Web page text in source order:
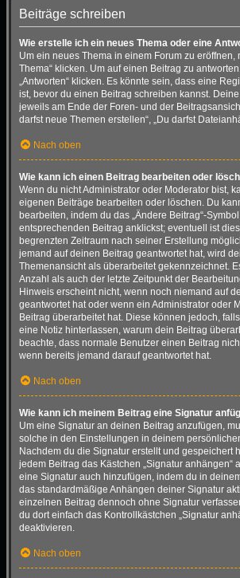
Beiträge schreiben
Wie erstelle ich ein neues Thema oder eine
Um ein neues Thema in einem Forum zu eröffnen,
Thema“ klicken. Um auf einen Beitrag zu
„Antworten“ klicken. Es könnte sein, dass eine
ist, bevor du einen Beitrag schreiben kannst.
jeweils am Ende der Foren- und der
darfst neue Themen erstellen“, „Du darfst
Nach oben
Wie kann ich einen Beitrag bearbeiten oder
Wenn du nicht Administrator oder Moderator bist,
eigenen Beiträge bearbeiten oder löschen. Du
bearbeiten, indem du das „Ändere Beitrag“-
entsprechenden Beitrag anklickst; eventuell ist
begrenzten Zeitraum nach seiner Erstellung
jemand auf deinen Beitrag geantwortet hat, wird
Themenansicht als überarbeitet gekennzeichnet.
Anzahl als auch der letzte Zeitpunkt der
Hinweis erscheint nicht, wenn noch niemand auf
geantwortet hat oder wenn ein Administrator oder
Beitrag überarbeitet hat. Diese können jedoch,
eine Notiz hinterlassen, warum dein Beitrag
beachte, dass normale Benutzer einen Beitrag
wenn bereits jemand darauf geantwortet hat.
Nach oben
Wie kann ich meinem Beitrag eine Signatur
Um eine Signatur an deinen Beitrag anzufügen,
solche in den Einstellungen in deinem
Nachdem du die Signatur erstellt und gespeichert
jedem Beitrag das Kästchen „Signatur anhängen“
eine Signatur auch hinzufügen, indem du in
das standardmäßige Anhängen deiner Signatur
einzelnen Beitrag dennoch ohne Signatur
du dort einfach das Kontrollkästchen „Signatur
deaktivieren.
Nach oben